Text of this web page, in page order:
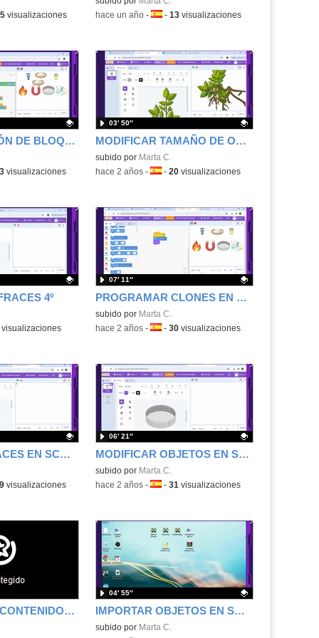
visualizaciones -hace un año- Idioma:
- 13visualizaciones
PROGRAMACIÓN DE BLOQUES 2
visualizaciones
MODIFICAR TAMAÑO DE OBJETOS EN SCRACHT
Contenido educativo.
subido por Marta C.
03′ 50″
-hace 2 años- Idioma:
- 20visualizaciones
4º PROGRAMAR CLONES EN SCRACHT
Contenido educativo.
subido por Marta C.
07′ 11″
-hace 2 años- Idioma:
- 30visualizaciones
CREAR DISFRACES EN SCRACHT
visualizaciones
MODIFICAR OBJETOS EN SCRACHT
Contenido educativo.
subido por Marta C.
06′ 21″
-hace 2 años- Idioma:
- 31 visualizaciones
CREACIÓN DE CONTENIDOS EDUCATIVOS DIGITALES IMPORTAR OBJETOS EN SCRACHT
Contenido educativo.
subido por Marta C.
04′ 55″